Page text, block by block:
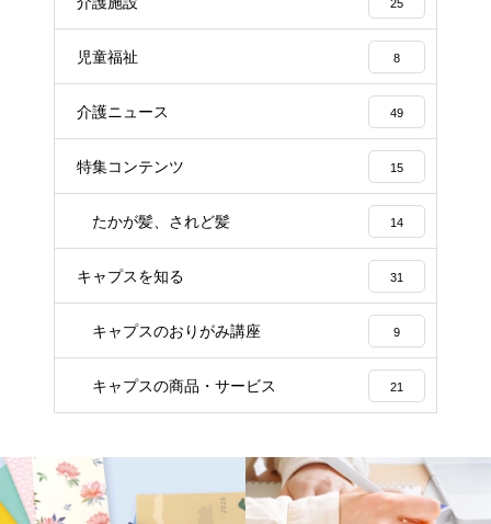
25
児童福祉 8
介護ニュース 49
特集コンテンツ 15
たかが髪、されど髪 14
キャプスを知る 31
キャプスのおりがみ講座 9
キャプスの商品・サービス 21